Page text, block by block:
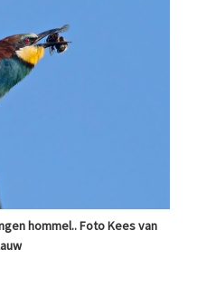
hommel.. Foto Kees van